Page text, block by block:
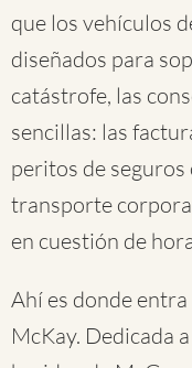
que los vehículos
diseñados para
catástrofe, las
sencillas: las
peritos de seguros
transporte
en cuestión de
Ahí es donde
McKay. Dedicada